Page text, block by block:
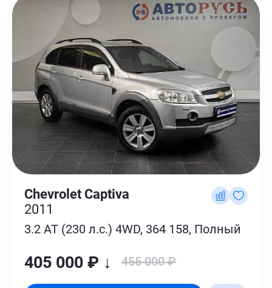
Chevrolet Captiva
2011
3.2 AT (230 л.с.) 4WD, 364 158, Полный
405 000 ₽ ↓ 455 000 ₽